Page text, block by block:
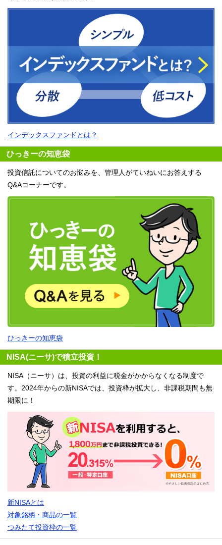
インデックスファンドとは？
ひっきーの知恵袋
投資信託についてのお悩みを、管理人がていねいにお答えする
Q&Aコーナーです。
ひっきーの知恵袋
NISA(ニーサ)で積立投資！
NISA（ニーサ）は、投資の利益に税金がかからなくなる制度で
す。2024年からの新NISAでは、投資枠が拡大し、非課税期間も無
期限に！
新NISAとは
対象銘柄・商品の一覧
つみたて投資枠の一覧